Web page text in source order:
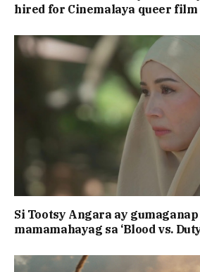
hired for Cinemalaya queer film
Si Tootsy Angara ay gumaganap
mamamahayag sa ‘Blood vs.